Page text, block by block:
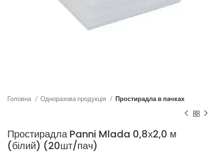
Головна Одноразова продукція Простирадла в пачках
Простирадла Panni Mlada 0,8х2,0 м
(білий) (20шт/пач)